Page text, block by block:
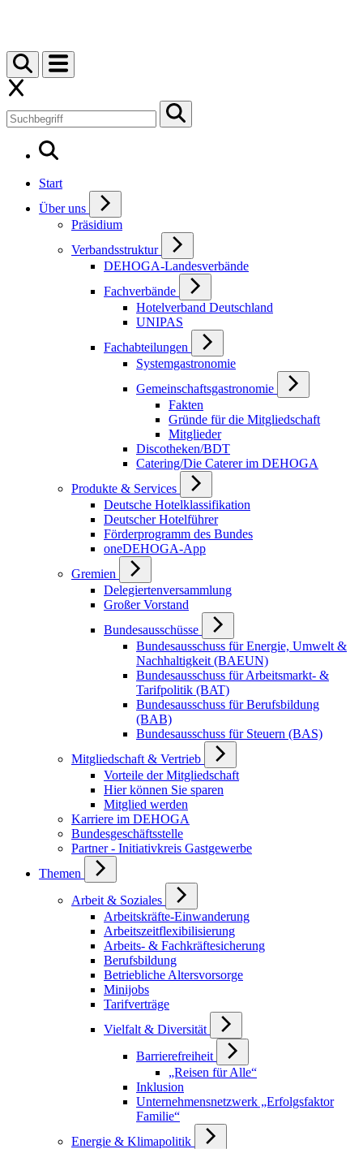
Start
Über uns
Präsidium
Verbandsstruktur
DEHOGA-Landesverbände
Fachverbände
Hotelverband Deutschland
UNIPAS
Fachabteilungen
Systemgastronomie
Gemeinschaftsgastronomie
Fakten
Gründe für die Mitgliedschaft
Mitglieder
Discotheken/BDT
Catering/Die Caterer im DEHOGA
Produkte & Services
Deutsche Hotelklassifikation
Deutscher Hotelführer
Förderprogramm des Bundes
oneDEHOGA-App
Gremien
Delegiertenversammlung
Großer Vorstand
Bundesausschüsse
Bundesausschuss für Energie, Umwelt &
Nachhaltigkeit (BAEUN)
Bundesausschuss für Arbeitsmarkt- &
Tarifpolitik (BAT)
Bundesausschuss für Berufsbildung
(BAB)
Bundesausschuss für Steuern (BAS)
Mitgliedschaft & Vertrieb
Vorteile der Mitgliedschaft
Hier können Sie sparen
Mitglied werden
Karriere im DEHOGA
Bundesgeschäftsstelle
Partner - Initiativkreis Gastgewerbe
Themen
Arbeit & Soziales
Arbeitskräfte-Einwanderung
Arbeitszeitflexibilisierung
Arbeits- & Fachkräftesicherung
Berufsbildung
Betriebliche Altersvorsorge
Minijobs
Tarifverträge
Vielfalt & Diversität
Barrierefreiheit
„Reisen für Alle“
Inklusion
Unternehmensnetzwerk „Erfolgsfaktor
Familie“
Energie & Klimapolitik